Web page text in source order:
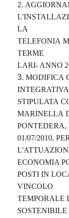
2.
LA
TELEFONIA
TERME
LARI- ANNO
3. MODIFICA
INTEGRATIVA
STIPULATA
MARINELLA
PONTEDERA,
01/07/2010, PER
ECONOMIA
POSTI IN
VINCOLO
TEMPORALE
SOSTENIBILE